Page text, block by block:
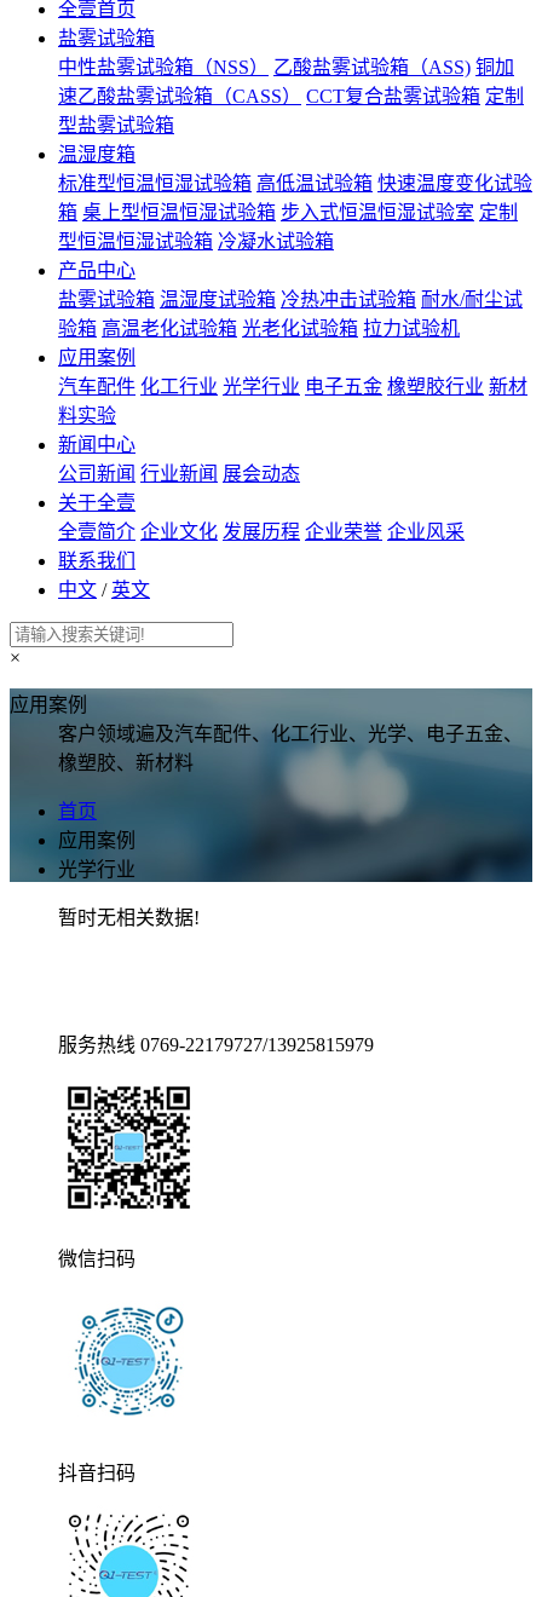
全壹首页
盐雾试验箱
中性盐雾试验箱（NSS）
乙酸盐雾试验箱（ASS) 铜加
速乙酸盐雾试验箱（CASS）
CCT复合盐雾试验箱 定制
型盐雾试验箱
温湿度箱
标准型恒温恒湿试验箱 高低温试验箱 快速温度变化试验
箱 桌上型恒温恒湿试验箱 步入式恒温恒湿试验室 定制
型恒温恒湿试验箱 冷凝水试验箱
产品中心
盐雾试验箱 温湿度试验箱 冷热冲击试验箱 耐水/耐尘试
验箱 高温老化试验箱 光老化试验箱 拉力试验机
应用案例
汽车配件 化工行业 光学行业 电子五金 橡塑胶行业 新材
料实验
新闻中心
公司新闻 行业新闻 展会动态
关于全壹
全壹简介 企业文化 发展历程 企业荣誉 企业风采
联系我们
中文 / 英文
×
应用案例
客户领域遍及汽车配件、化工行业、光学、电子五金、
橡塑胶、新材料
首页
应用案例
光学行业
暂时无相关数据!
服务热线 0769-22179727/13925815979
微信扫码
抖音扫码